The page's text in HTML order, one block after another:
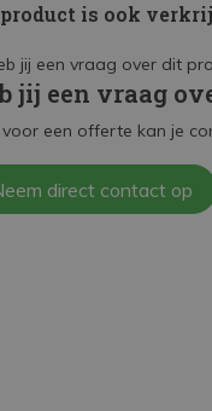
is ook
jij een vraag
voor een offerte kan je
direct contact op